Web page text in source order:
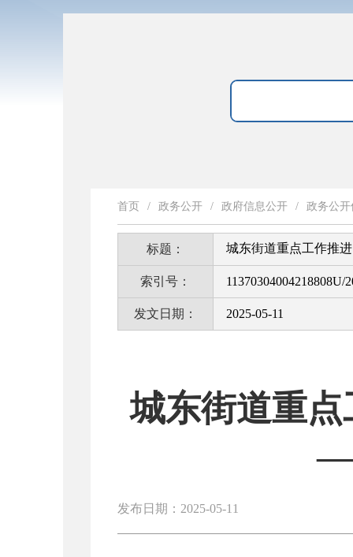
首页 / 政务公开 / 政府信息公开 / 政务公
标题： 城东街道重点工作推
索引号： 11370304004218808U/
发文日期： 2025-05-11
城东街道重点
发布日期：2025-05-11